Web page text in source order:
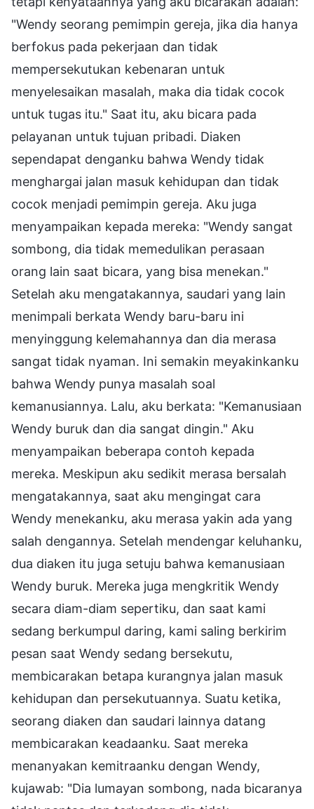
"Wendy seorang pemimpin gereja, jika dia hanya
berfokus pada pekerjaan dan tidak
mempersekutukan kebenaran untuk
menyelesaikan masalah, maka dia tidak cocok
untuk tugas itu." Saat itu, aku bicara pada
pelayanan untuk tujuan pribadi. Diaken
sependapat denganku bahwa Wendy tidak
menghargai jalan masuk kehidupan dan tidak
cocok menjadi pemimpin gereja. Aku juga
menyampaikan kepada mereka: "Wendy sangat
sombong, dia tidak memedulikan perasaan
orang lain saat bicara, yang bisa menekan."
Setelah aku mengatakannya, saudari yang lain
menimpali berkata Wendy baru-baru ini
menyinggung kelemahannya dan dia merasa
sangat tidak nyaman. Ini semakin meyakinkanku
bahwa Wendy punya masalah soal
kemanusiannya. Lalu, aku berkata: "Kemanusiaan
Wendy buruk dan dia sangat dingin." Aku
menyampaikan beberapa contoh kepada
mereka. Meskipun aku sedikit merasa bersalah
mengatakannya, saat aku mengingat cara
Wendy menekanku, aku merasa yakin ada yang
salah dengannya. Setelah mendengar keluhanku,
dua diaken itu juga setuju bahwa kemanusiaan
Wendy buruk. Mereka juga mengkritik Wendy
secara diam-diam sepertiku, dan saat kami
sedang berkumpul daring, kami saling berkirim
pesan saat Wendy sedang bersekutu,
membicarakan betapa kurangnya jalan masuk
kehidupan dan persekutuannya. Suatu ketika,
seorang diaken dan saudari lainnya datang
membicarakan keadaanku. Saat mereka
menanyakan kemitraanku dengan Wendy,
kujawab: "Dia lumayan sombong, nada bicaranya